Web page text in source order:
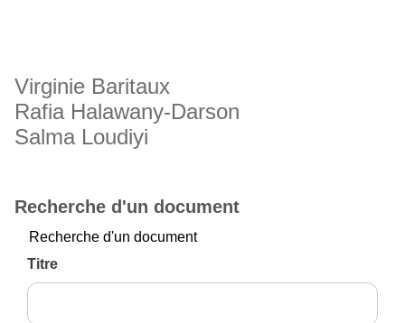
Virginie Baritaux
Rafia Halawany-Darson
Salma Loudiyi
Recherche d'un document
Recherche d'un document
Titre